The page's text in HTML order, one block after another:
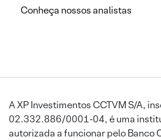
Conheça nossos analistas
A XP Investimentos CCTVM S/A,
02.332.886/0001-04, é uma
autorizada a funcionar pelo Banco